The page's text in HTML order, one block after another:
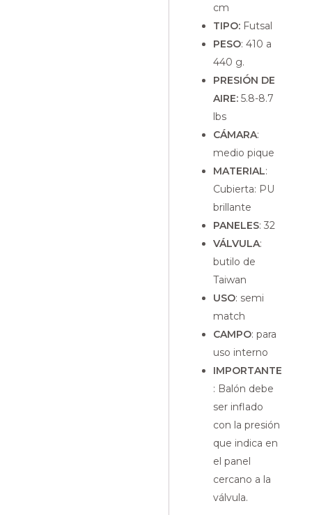
cm
TIPO: Futsal
PESO: 410 a
440 g.
PRESIÓN DE
AIRE:5.8-8.7
lbs
CÁMARA:
medio pique
MATERIAL:
Cubierta: PU
brillante
PANELES: 32
VÁLVULA:
butilo de
Taiwan
USO: semi
match
CAMPO: para
uso interno
IMPORTANTE
: Balón debe
ser inflado
con la presión
que indica en
el panel
cercano a la
válvula.